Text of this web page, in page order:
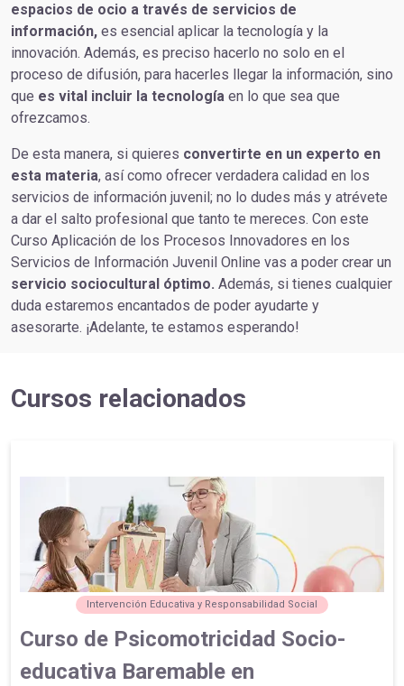
espacios de ocio a través de servicios de
información, es esencial aplicar la tecnología y la
innovación. Además, es preciso hacerlo no solo en el
proceso de difusión, para hacerles llegar la información, sino
que es vital incluir la tecnología en lo que sea que
ofrezcamos.
De esta manera, si quieres convertirte en un experto en
esta materia, así como ofrecer verdadera calidad en los
servicios de información juvenil; no lo dudes más y atrévete
a dar el salto profesional que tanto te mereces. Con este
Curso Aplicación de los Procesos Innovadores en los
Servicios de Información Juvenil Online vas a poder crear un
servicio sociocultural óptimo. Además, si tienes cualquier
duda estaremos encantados de poder ayudarte y
asesorarte. ¡Adelante, te estamos esperando!
Cursos relacionados
Intervención Educativa y Responsabilidad Social
Curso de Psicomotricidad Socio-
educativa Baremable en